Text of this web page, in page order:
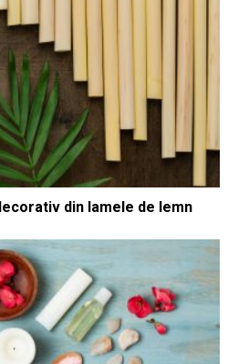
din lamele de lemn